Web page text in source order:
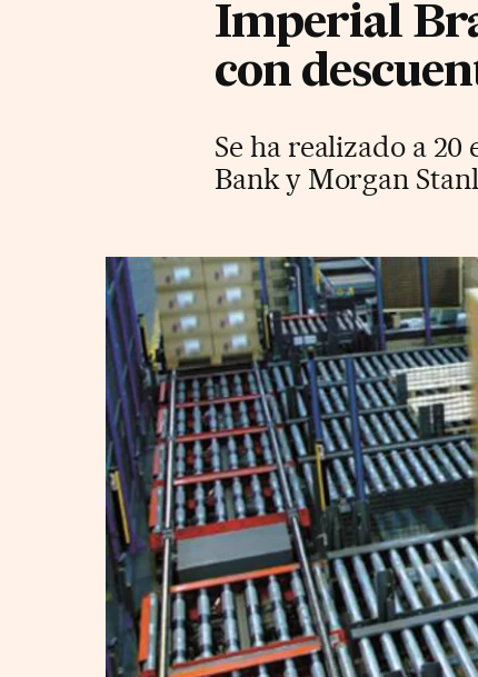
Imperial
con
Se ha realizado a
Bank y Morgan